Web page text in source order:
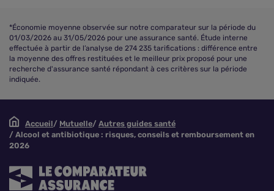
*Économie moyenne observée sur notre comparateur sur la période du
01/03/2026 au 31/05/2026 pour une assurance santé. Étude interne
effectuée à partir de l’analyse de 274 235 tarifications : différence entre
la moyenne des offres restituées et le meilleur prix proposé pour une
recherche d'assurance santé répondant à ces critères sur la période
indiquée.
Accueil Mutuelle
Autres guides santé
Alcool et antibiotique : risques, conseils et remboursement en
2026